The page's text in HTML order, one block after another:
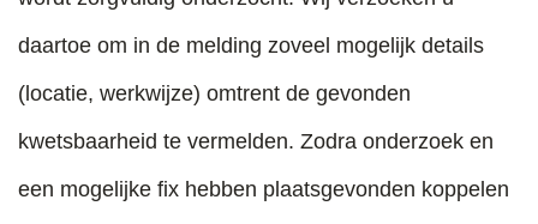
daartoe om in de melding zoveel mogelijk details
(locatie, werkwijze) omtrent de gevonden
kwetsbaarheid te vermelden. Zodra onderzoek en
een mogelijke fix hebben plaatsgevonden koppelen